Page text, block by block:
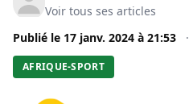
Voir tous ses articles
Publié le 17 janv. 2024 à 21:53 ·
AFRIQUE-SPORT